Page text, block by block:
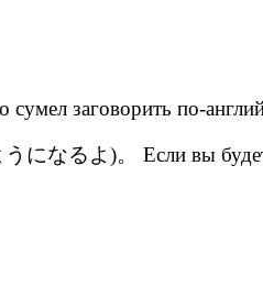
заговорить по-
なるよ)。 Если вы